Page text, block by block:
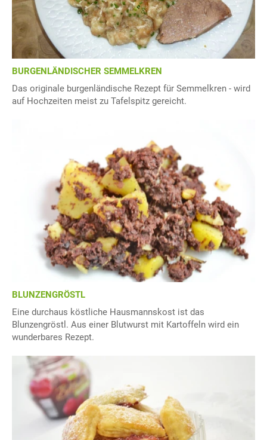
BURGENLÄNDISCHER SEMMELKREN
Das originale burgenländische Rezept für Semmelkren - wird
auf Hochzeiten meist zu Tafelspitz gereicht.
BLUNZENGRÖSTL
Eine durchaus köstliche Hausmannskost ist das
Blunzengröstl. Aus einer Blutwurst mit Kartoffeln wird ein
wunderbares Rezept.